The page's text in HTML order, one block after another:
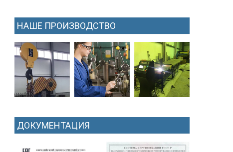
НАШЕ ПРОИЗВОДСТВО
ДОКУМЕНТАЦИЯ